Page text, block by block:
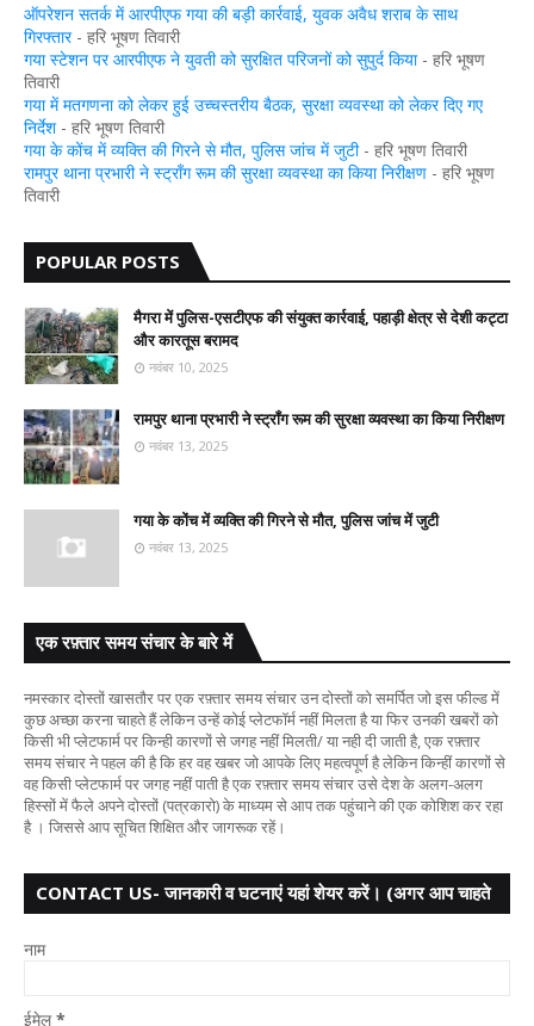
ऑपरेशन सतर्क में आरपीएफ गया की बड़ी कार्रवाई, युवक अवैध शराब के साथ
गिरफ्तार- हरि भूषण तिवारी
गया स्टेशन पर आरपीएफ ने युवती को सुरक्षित परिजनों को सुपुर्द किया- हरि भूषण
तिवारी
गया में मतगणना को लेकर हुई उच्चस्तरीय बैठक, सुरक्षा व्यवस्था को लेकर दिए गए
निर्देश- हरि भूषण तिवारी
गया के कोंच में व्यक्ति की गिरने से मौत, पुलिस जांच में जुटी- हरि भूषण तिवारी
रामपुर थाना प्रभारी ने स्ट्रॉंग रूम की सुरक्षा व्यवस्था का किया निरीक्षण - हरि भूषण
तिवारी
POPULAR POSTS
मैगरा में पुलिस-एसटीएफ की संयुक्त कार्रवाई, पहाड़ी क्षेत्र से देशी कट्टा
और कारतूस बरामद
नवंबर 10, 2025
रामपुर थाना प्रभारी ने स्ट्रॉंग रूम की सुरक्षा व्यवस्था का किया निरीक्षण
नवंबर 13, 2025
गया के कोंच में व्यक्ति की गिरने से मौत, पुलिस जांच में जुटी
नवंबर 13, 2025
एक रफ़्तार समय संचार के बारे में
नमस्कार दोस्तों खासतौर पर एक रफ़्तार समय संचार उन दोस्तों को समर्पित जो इस फील्ड में
कुछ अच्छा करना चाहते हैं लेकिन उन्हें कोई प्लेटफॉर्म नहीं मिलता है या फिर उनकी खबरों को
किसी भी प्लेटफार्म पर किन्ही कारणों से जगह नहीं मिलती/ या नही दी जाती है, एक रफ़्तार
समय संचार ने पहल की है कि हर वह खबर जो आपके लिए महत्वपूर्ण है लेकिन किन्हीं कारणों से
वह किसी प्लेटफार्म पर जगह नहीं पाती है एक रफ़्तार समय संचार उसे देश के अलग-अलग
हिस्सों में फैले अपने दोस्तों (पत्रकारो) के माध्यम से आप तक पहुंचाने की एक कोशिश कर रहा
है । जिससे आप सूचित शिक्षित और जागरूक रहें।
CONTACT US- जानकारी व घटनाएं यहां शेयर करें। (अगर आप चाहते
नाम
ईमेल*